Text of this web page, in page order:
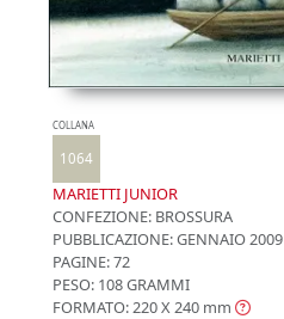
COLLANA
1064
MARIETTI JUNIOR
CONFEZIONE: BROSSURA
PUBBLICAZIONE:GENNAIO 2009
PAGINE: 72
PESO: 108 GRAMMI
FORMATO: 220 X 240 mm